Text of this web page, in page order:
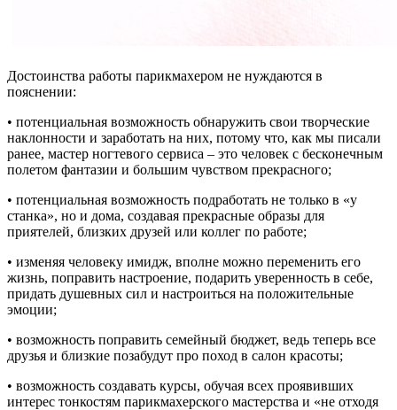
Достоинства работы парикмахером не нуждаются в
пояснении:
• потенциальная возможность обнаружить свои творческие
наклонности и заработать на них, потому что, как мы писали
ранее, мастер ногтевого сервиса – это человек с бесконечным
полетом фантазии и большим чувством прекрасного;
• потенциальная возможность подработать не только в «у
станка», но и дома, создавая прекрасные образы для
приятелей, близких друзей или коллег по работе;
• изменяя человеку имидж, вполне можно переменить его
жизнь, поправить настроение, подарить уверенность в себе,
придать душевных сил и настроиться на положительные
эмоции;
• возможность поправить семейный бюджет, ведь теперь все
друзья и близкие позабудут про поход в салон красоты;
• возможность создавать курсы, обучая всех проявивших
интерес тонкостям парикмахерского мастерства и «не отходя